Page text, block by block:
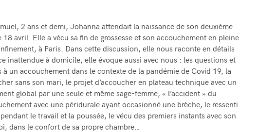
2 ans et demi, Johanna attendait la naissance de son deuxième
avril. Elle a vécu sa fin de grossesse et son accouchement en pleine
à Paris. Dans cette discussion, elle nous raconte en détails
inattendue à domicile, elle évoque aussi avec nous : les questions et
à un accouchement dans le contexte de la pandémie de Covid 19, la
sans son mari, le projet d’accoucher en plateau technique avec un
global par une seule et même sage-femme, « l’accident » du
avec une péridurale ayant occasionné une brèche, le ressenti
le travail et la poussée, le vécu des premiers instants avec son
dans le confort de sa propre chambre…